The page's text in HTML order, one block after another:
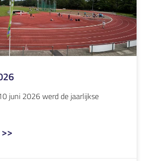
juni 2026 werd de jaarlijkse